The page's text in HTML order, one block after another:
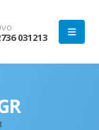
031213